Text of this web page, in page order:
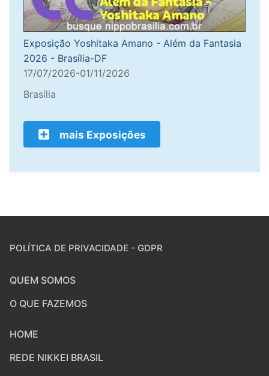
Exposição Yoshitaka Amano - Além da Fantasia
2026 - Brasília-DF
17/07/2026-01/11/2026
Brasília
mais Exposições
POLÍTICA DE PRIVACIDADE - GDPR
QUEM SOMOS
O QUE FAZEMOS
HOME
REDE NIKKEI BRASIL